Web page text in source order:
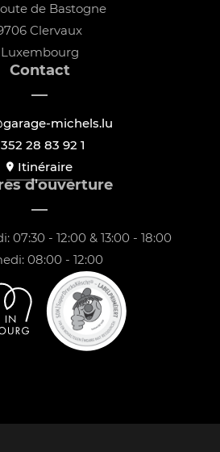
de Bastogne
Clervaux
Luxembourg
Contact
michels.lu
28 83 92 1
Itinéraire
d'ouverture
07:30 - 12:00 & 13:00 - 18:00
08:00 - 12:00